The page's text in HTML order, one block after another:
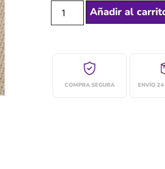
Añadir al
COMPRA SEGURA ENVÍO